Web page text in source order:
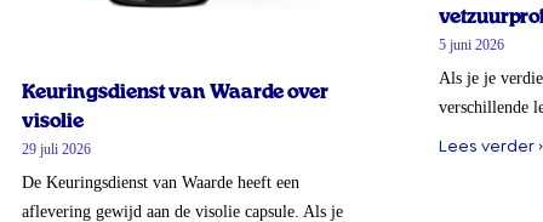
Keuringsdienst van Waarde over
visolie
29 juli 2026
De Keuringsdienst van Waarde heeft een
aflevering gewijd aan de visolie capsule. Als je
5 juni 2026
Als je je
verschillende
Lees verder ›